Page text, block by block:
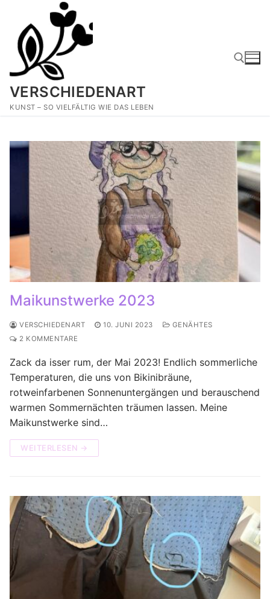
springen
VERSCHIEDENART
KUNST – SO VIELFÄLTIG WIE DAS LEBEN
Suchen nach:
Maikunstwerke 2023
VERSCHIEDENART 10. JUNI 2023
GENÄHTES
2 KOMMENTARE
Zack da isser rum, der Mai 2023! Endlich sommerliche
Temperaturen, die uns von Bikinibräune,
rotweinfarbenen Sonnenuntergängen und berauschend
warmen Sommernächten träumen lassen. Meine
Maikunstwerke sind…
WEITERLESEN →